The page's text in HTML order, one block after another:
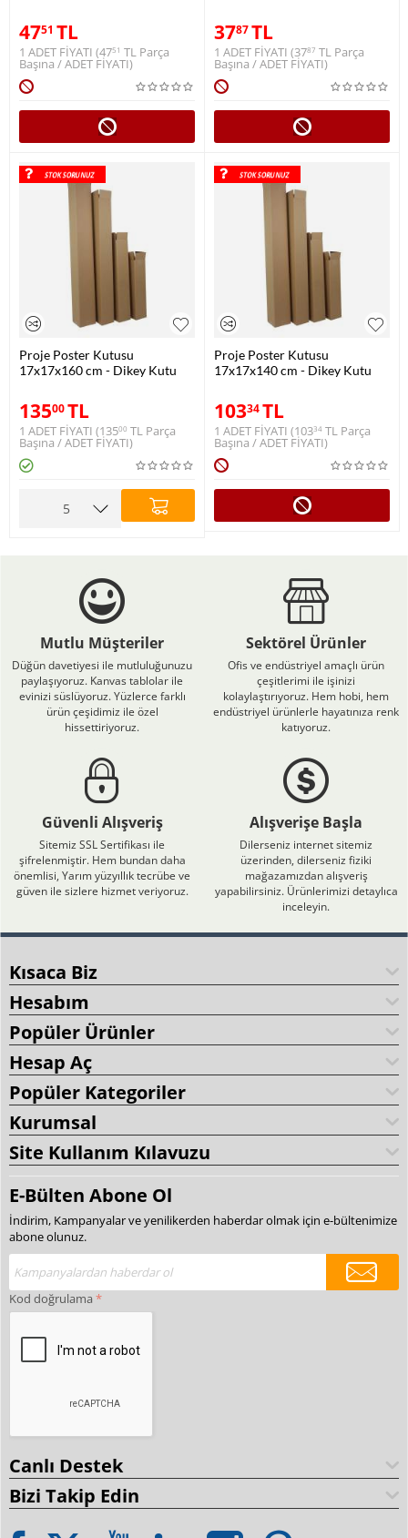
4751 TL
1 ADET FİYATI (4751 TL Parça
Başına / ADET FİYATI)
3787TL
1 ADET FİYATI (3787 TL Parça
Başına / ADET FİYATI)
STOK SORUNUZ
Proje Poster Kutusu
17x17x160 cm - Dikey Kutu
13500TL
1 ADET FİYATI (13500 TL Parça
Başına / ADET FİYATI)
STOK SORUNUZ
Proje Poster Kutusu
17x17x140 cm - Dikey Kutu
10334TL
1 ADET FİYATI (10334 TL Parça
Başına / ADET FİYATI)
Mutlu Müşteriler
Düğün davetiyesi ile mutluluğunuzu
paylaşıyoruz. Kanvas tablolar ile
evinizi süslüyoruz. Yüzlerce farklı
ürün çeşidimiz ile özel
hissettiriyoruz.
Sektörel Ürünler
Ofis ve endüstriyel amaçlı ürün
çeşitlerimi ile işinizi
kolaylaştırıyoruz. Hem hobi, hem
endüstriyel ürünlerle hayatınıza renk
katıyoruz.
Güvenli Alışveriş
Sitemiz SSL Sertifikası ile
şifrelenmiştir. Hem bundan daha
önemlisi, Yarım yüzyıllık tecrübe ve
güven ile sizlere hizmet veriyoruz.
Alışverişe Başla
Dilerseniz internet sitemiz
üzerinden, dilerseniz fiziki
mağazamızdan alışveriş
yapabilirsiniz. Ürünlerimizi detaylıca
inceleyin.
Kısaca Biz
Hesabım
Popüler Ürünler
Hesap Aç
Popüler Kategoriler
Kurumsal
Site Kullanım Kılavuzu
E-Bülten Abone Ol
İndirim, Kampanyalar ve yenilikerden haberdar olmak için e-bültenimize
abone olunuz.
Kod doğrulama
Canlı Destek
Bizi Takip Edin